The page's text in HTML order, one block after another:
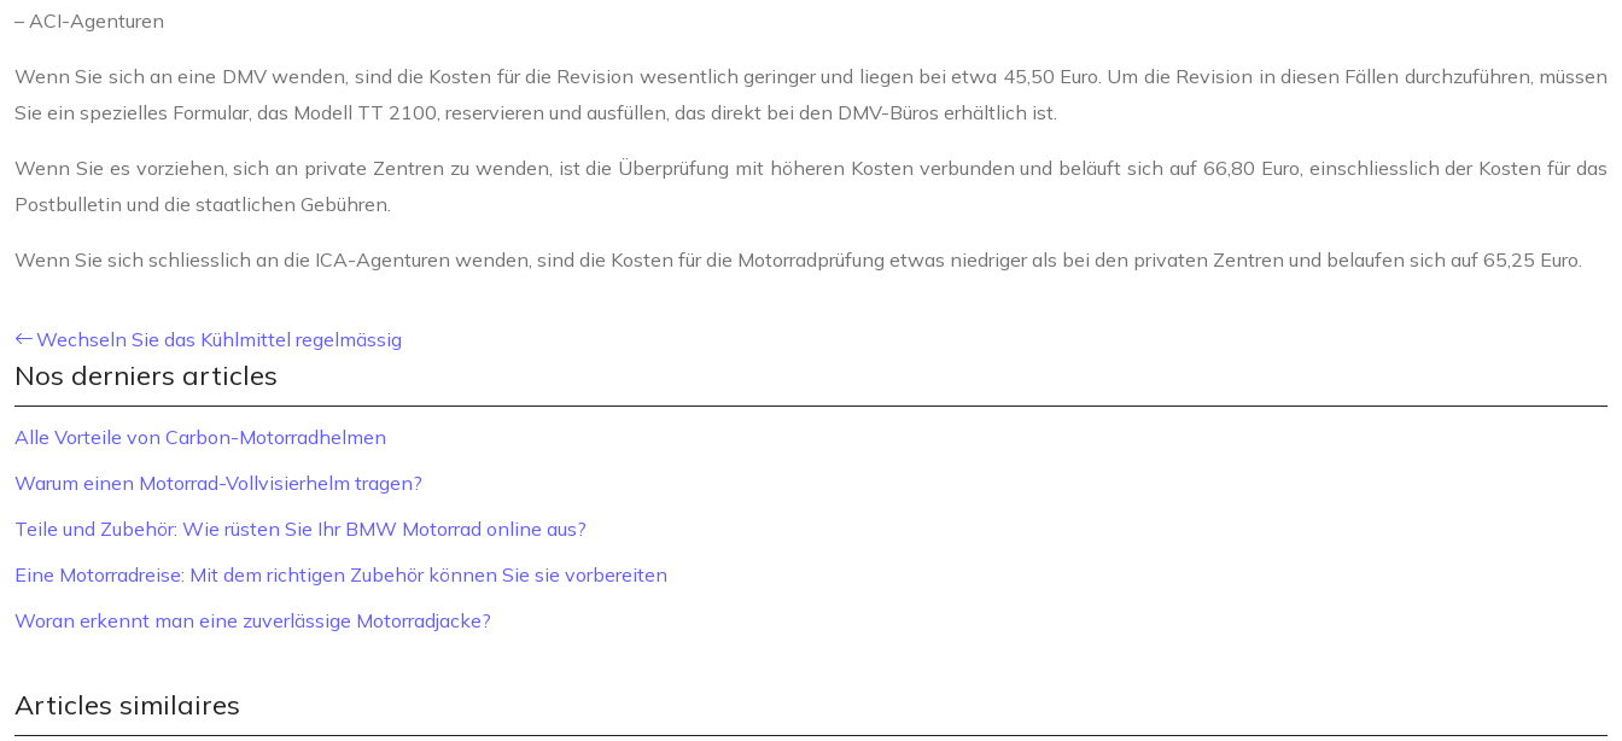
– ACI-Agenturen
Wenn Sie sich an eine DMV wenden, sind die Kosten für die Revision wesentlich geringer und liegen bei etwa 45,50 Euro. Um die Revision in diesen Fällen durchzuführen, müssen
Sie ein spezielles Formular, das Modell TT 2100, reservieren und ausfüllen, das direkt bei den DMV-Büros erhältlich ist.
Wenn Sie es vorziehen, sich an private Zentren zu wenden, ist die Überprüfung mit höheren Kosten verbunden und beläuft sich auf 66,80 Euro, einschliesslich der Kosten für das
Postbulletin und die staatlichen Gebühren.
Wenn Sie sich schliesslich an die ICA-Agenturen wenden, sind die Kosten für die Motorradprüfung etwas niedriger als bei den privaten Zentren und belaufen sich auf 65,25 Euro.
Wechseln Sie das Kühlmittel regelmässig
Nos derniers articles
Alle Vorteile von Carbon-Motorradhelmen
Warum einen Motorrad-Vollvisierhelm tragen?
Teile und Zubehör: Wie rüsten Sie Ihr BMW Motorrad online aus?
Eine Motorradreise: Mit dem richtigen Zubehör können Sie sie vorbereiten
Woran erkennt man eine zuverlässige Motorradjacke?
Articles similaires